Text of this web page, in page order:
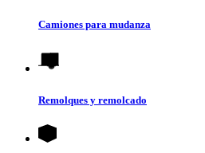
Camiones para mudanza
Remolques y remolcado